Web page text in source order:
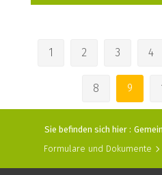
1 2 3 4
8 9
Sie befinden sich hier :
Formulare und Dokumente